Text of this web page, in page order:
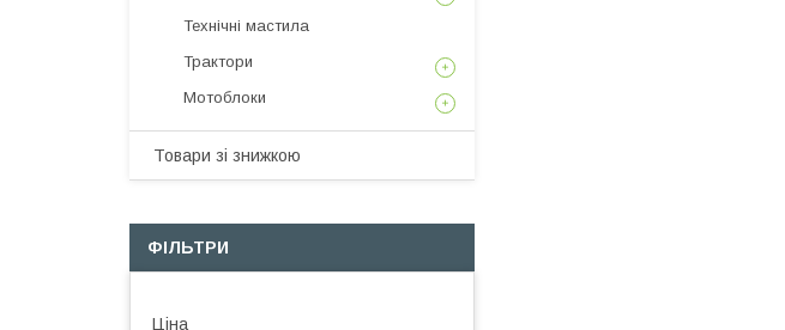
Технічні мастила
Трактори
Мотоблоки
Товари зі знижкою
ФІЛЬТРИ
Ціна